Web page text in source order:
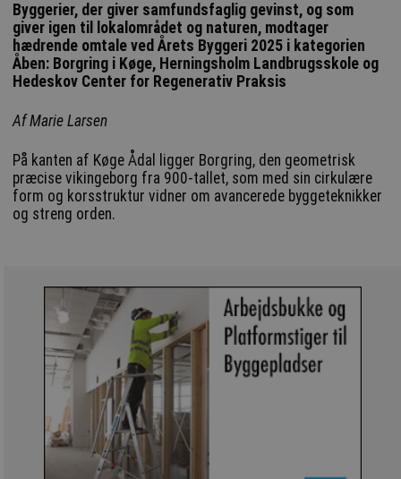
Byggerier, der giver samfundsfaglig gevinst, og som
giver igen til lokalområdet og naturen, modtager
hædrende omtale ved Årets Byggeri 2025 i kategorien
Åben: Borgring i Køge, Herningsholm Landbrugsskole og
Hedeskov Center for Regenerativ Praksis
Af Marie Larsen
På kanten af Køge Ådal ligger Borgring, den geometrisk
præcise vikingeborg fra 900-tallet, som med sin cirkulære
form og korsstruktur vidner om avancerede byggeteknikker
og streng orden.